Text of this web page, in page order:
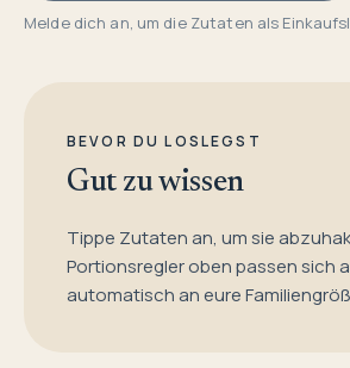
Melde dich an, um die Zutaten als
BEVOR DU LOSLEGST
Gut zu wissen
Tippe Zutaten an, um sie
Portionsregler oben passen sich
automatisch an eure